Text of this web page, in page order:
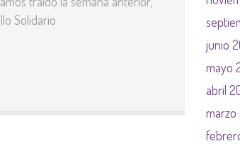
Solidario
junio
mayo
abril
marzo